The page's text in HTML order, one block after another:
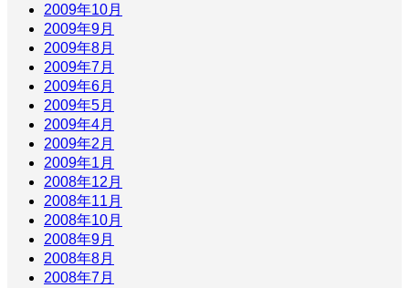
2009年10月
2009年9月
2009年8月
2009年7月
2009年6月
2009年5月
2009年4月
2009年2月
2009年1月
2008年12月
2008年11月
2008年10月
2008年9月
2008年8月
2008年7月